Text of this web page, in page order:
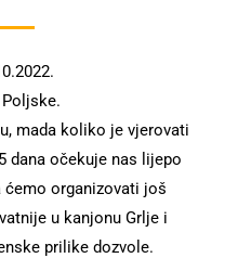
mada koliko je vjerovati
dana očekuje nas lijepo
organizovati još
u kanjonu Grlje i
prilike dozvole.